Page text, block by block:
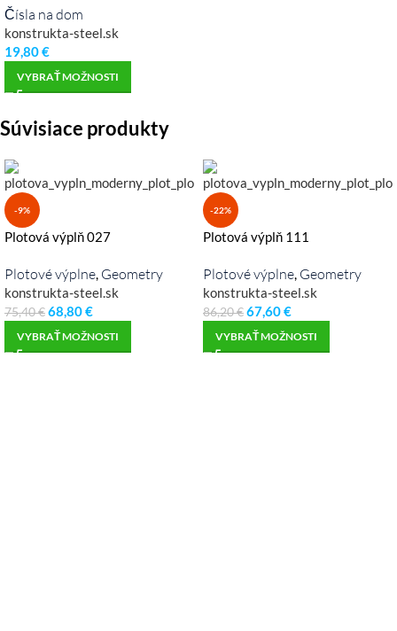
Čísla na dom
konstrukta-steel.sk
19,80€
VYBRAŤ MOŽNOSTI
Súvisiace produkty
-9%
Plotová výplň 027
Plotové výplne, Geometry
konstrukta-steel.sk
75,40€68,80€
VYBRAŤ MOŽNOSTI
-22%
Plotová výplň 111
Plotové výplne, Geometry
konstrukta-steel.sk
86,20€67,60€
VYBRAŤ MOŽNOSTI